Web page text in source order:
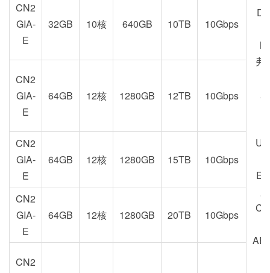
弗
CN2
GIA-
E
32GB 10核 640GB 10TB 10Gbps
CN2
GIA-
E
64GB 12核 1280GB 12TB 10Gbps
CN2
GIA-
E
64GB 12核 1280GB 15TB 10Gbps
CN2
GIA-
E
64GB 12核 1280GB 20TB 10Gbps
CN2